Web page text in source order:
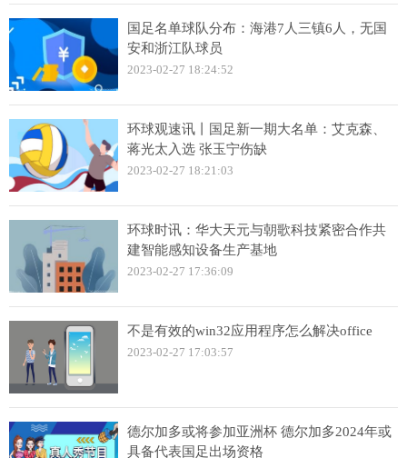
国足名单球队分布：海港7人三镇6人，无国
安和浙江队球员
2023-02-27 18:24:52
环球观速讯丨国足新一期大名单：艾克森、
蒋光太入选 张玉宁伤缺
2023-02-27 18:21:03
环球时讯：华大天元与朝歌科技紧密合作共
建智能感知设备生产基地
2023-02-27 17:36:09
不是有效的win32应用程序怎么解决office
2023-02-27 17:03:57
德尔加多或将参加亚洲杯 德尔加多2024年或
具备代表国足出场资格